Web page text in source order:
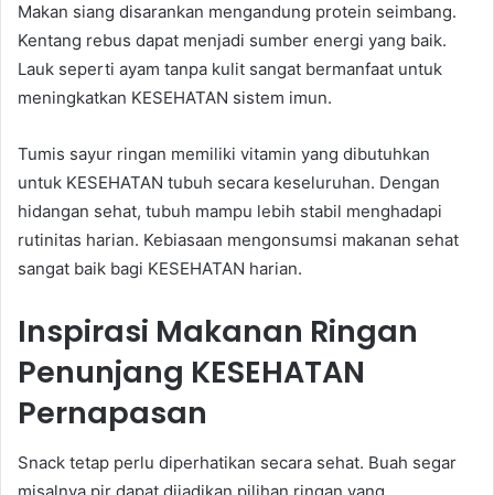
Makan siang disarankan mengandung protein seimbang.
Kentang rebus dapat menjadi sumber energi yang baik.
Lauk seperti ayam tanpa kulit sangat bermanfaat untuk
meningkatkan KESEHATAN sistem imun.
Tumis sayur ringan memiliki vitamin yang dibutuhkan
untuk KESEHATAN tubuh secara keseluruhan. Dengan
hidangan sehat, tubuh mampu lebih stabil menghadapi
rutinitas harian. Kebiasaan mengonsumsi makanan sehat
sangat baik bagi KESEHATAN harian.
Inspirasi Makanan Ringan
Penunjang KESEHATAN
Pernapasan
Snack tetap perlu diperhatikan secara sehat. Buah segar